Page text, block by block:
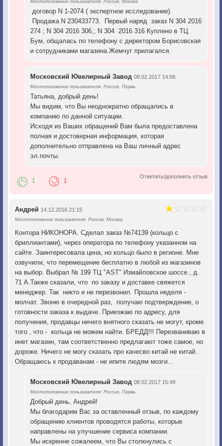
Местоположение пользователя: Россия, Москва
договор N 1-2074 ( экспертное исследование).
Продажа N 230433773. Первый наряд заказ N 304 2016
274 ; N 304 2016 306,; N 304 2016 316 Куплено в ТЦ
Бум, общалась по телефону с директором Борисовская
и сотрудниками магазина.Жемчуг прилагался.
Московский Ювелирный Завод 08.02.2017 14:06
Местоположение пользователя: Россия, Пермь
Татьяна, добрый день!
Мы видим, что Вы неоднократно обращались в
компанию по данной ситуации.
Исходя из Ваших обращений Вам была предоставлена
полная и достоверная информация, которая
дополнительно отправлена на Ваш личный адрес
эл.почты.
Ответить/дополнить отзыв
1 1
Андрей 14.12.2016 21:15
Местоположение пользователя: Россия, Москва
Контора НИКОНОРА. Сделал заказ №74139 (кольцо с
бриллиантами), через оператора по телефону указанном на
сайте. Заинтересовала цена, но кольцо было в регионе. Мне
озвучили, что перемещение бесплатно в любой из магазинов
на выбор. Выбрал № 199 ТЦ "AST" Измайловское шоссе., д.
71 А.Также сказали, что по заказу и доставке свяжется
менеджер. Так никто и не перезвонил. Прошла неделя -
молчат. Звоню в очередной раз, получаю подтверждение, о
готовности заказа к выдаче. Приезжаю по адресу, для
получения, продавцы ничего внятного сказать не могут, кроме
того , что - кольца не можем найти. БРЕДД!!! Перезваниваю в
инет магазин, там соответственно предлагают тоже самое, но
дороже. Ничего не могу сказать про качесво китай не китай.
Обращаюсь к продаванам - не ипите людям мозги...
Московский Ювелирный Завод 08.02.2017 15:48
Местоположение пользователя: Россия, Пермь
Добрый день, Андрей!
Мы благодарим Вас за оставленный отзыв, по каждому
обращению клиентов проводятся работы, которые
направлены на улучшение сервиса компании.
Мы искренне сожалеем, что Вы столкнулись с